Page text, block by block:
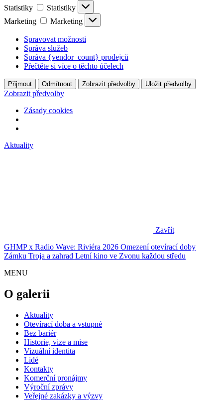
Statistiky
Statistiky
Marketing
Marketing
Spravovat možnosti
Správa služeb
Správa {vendor_count} prodejců
Přečtěte si více o těchto účelech
Přijmout Odmítnout Zobrazit předvolby Uložit předvolby
Zobrazit předvolby
Zásady cookies
Aktuality
Zavřít
GHMP x Radio Wave: Riviéra 2026 Omezení otevírací doby
Zámku Troja a zahrad Letní kino ve Zvonu každou středu
MENU
O galerii
Aktuality
Otevírací doba a vstupné
Bez bariér
Historie, vize a mise
Vizuální identita
Lidé
Kontakty
Komerční pronájmy
Výroční zprávy
Veřejné zakázky a výzvy